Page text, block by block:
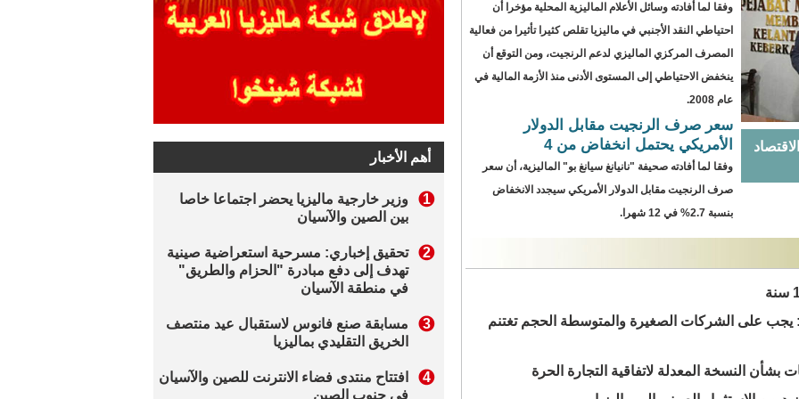
الصينية يضاعف في ماليزيا
التقليدي بماليزيا
في جنوب الصين
الأصلي لنمو اجمالي الناتج المحلي لماليزيا
في السوق الصينية
كأس العالم 2018
الصينية يضاعف في ماليزيا
وفقا لما أفادته وسائل الأعلام الماليزية المحلية مؤخرا أن
احتياطي النقد الأجنبي في ماليزيا تقلص كثيرا تأثيرا من فعالية
المصرف المركزي الماليزي لدعم الرنجيت، ومن التوقع أن
ينخفض الاحتياطي إلى المستوى الأدنى منذ الأزمة المالية في
عام 2008.
سعر صرف الرنجيت مقابل الدولار
الأمريكي يحتمل انخفاض من 4
وفقا لما أفادته صحيفة "نانيانغ سيانغ بو" الماليزية، أن سعر
صرف الرنجيت مقابل الدولار الأمريكي سيجدد الانخفاض
بنسبة 2.7% في 12 شهرا.
يجب على الشركات الصغيرة والمتوسطة الحجم تغتنم
بشأن النسخة المعدلة لاتفاقية التجارة الحرة